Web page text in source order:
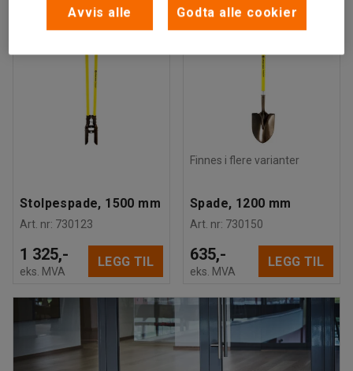
Stolpespade, 1500 mm
Art. nr: 730123
1 325,-
eks. MVA
LEGG TIL
Finnes i flere varianter
Spade, 1200 mm
Art. nr: 730150
635,-
eks. MVA
LEGG TIL
Avvis alle Godta alle cookier